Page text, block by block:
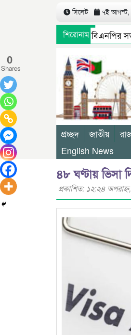
সিলেট ৭ই আগস্ট,
শিরোনাম
সিলেট মহানগর বিএনপির
গণমাধ্যমে সংবাদ প্রকাশের পর
প্রচ্ছদ জাতীয়
English News
৪৮ ঘণ্টায় ভিসা
প্রকাশিত: ১২:২৪
0
Shares